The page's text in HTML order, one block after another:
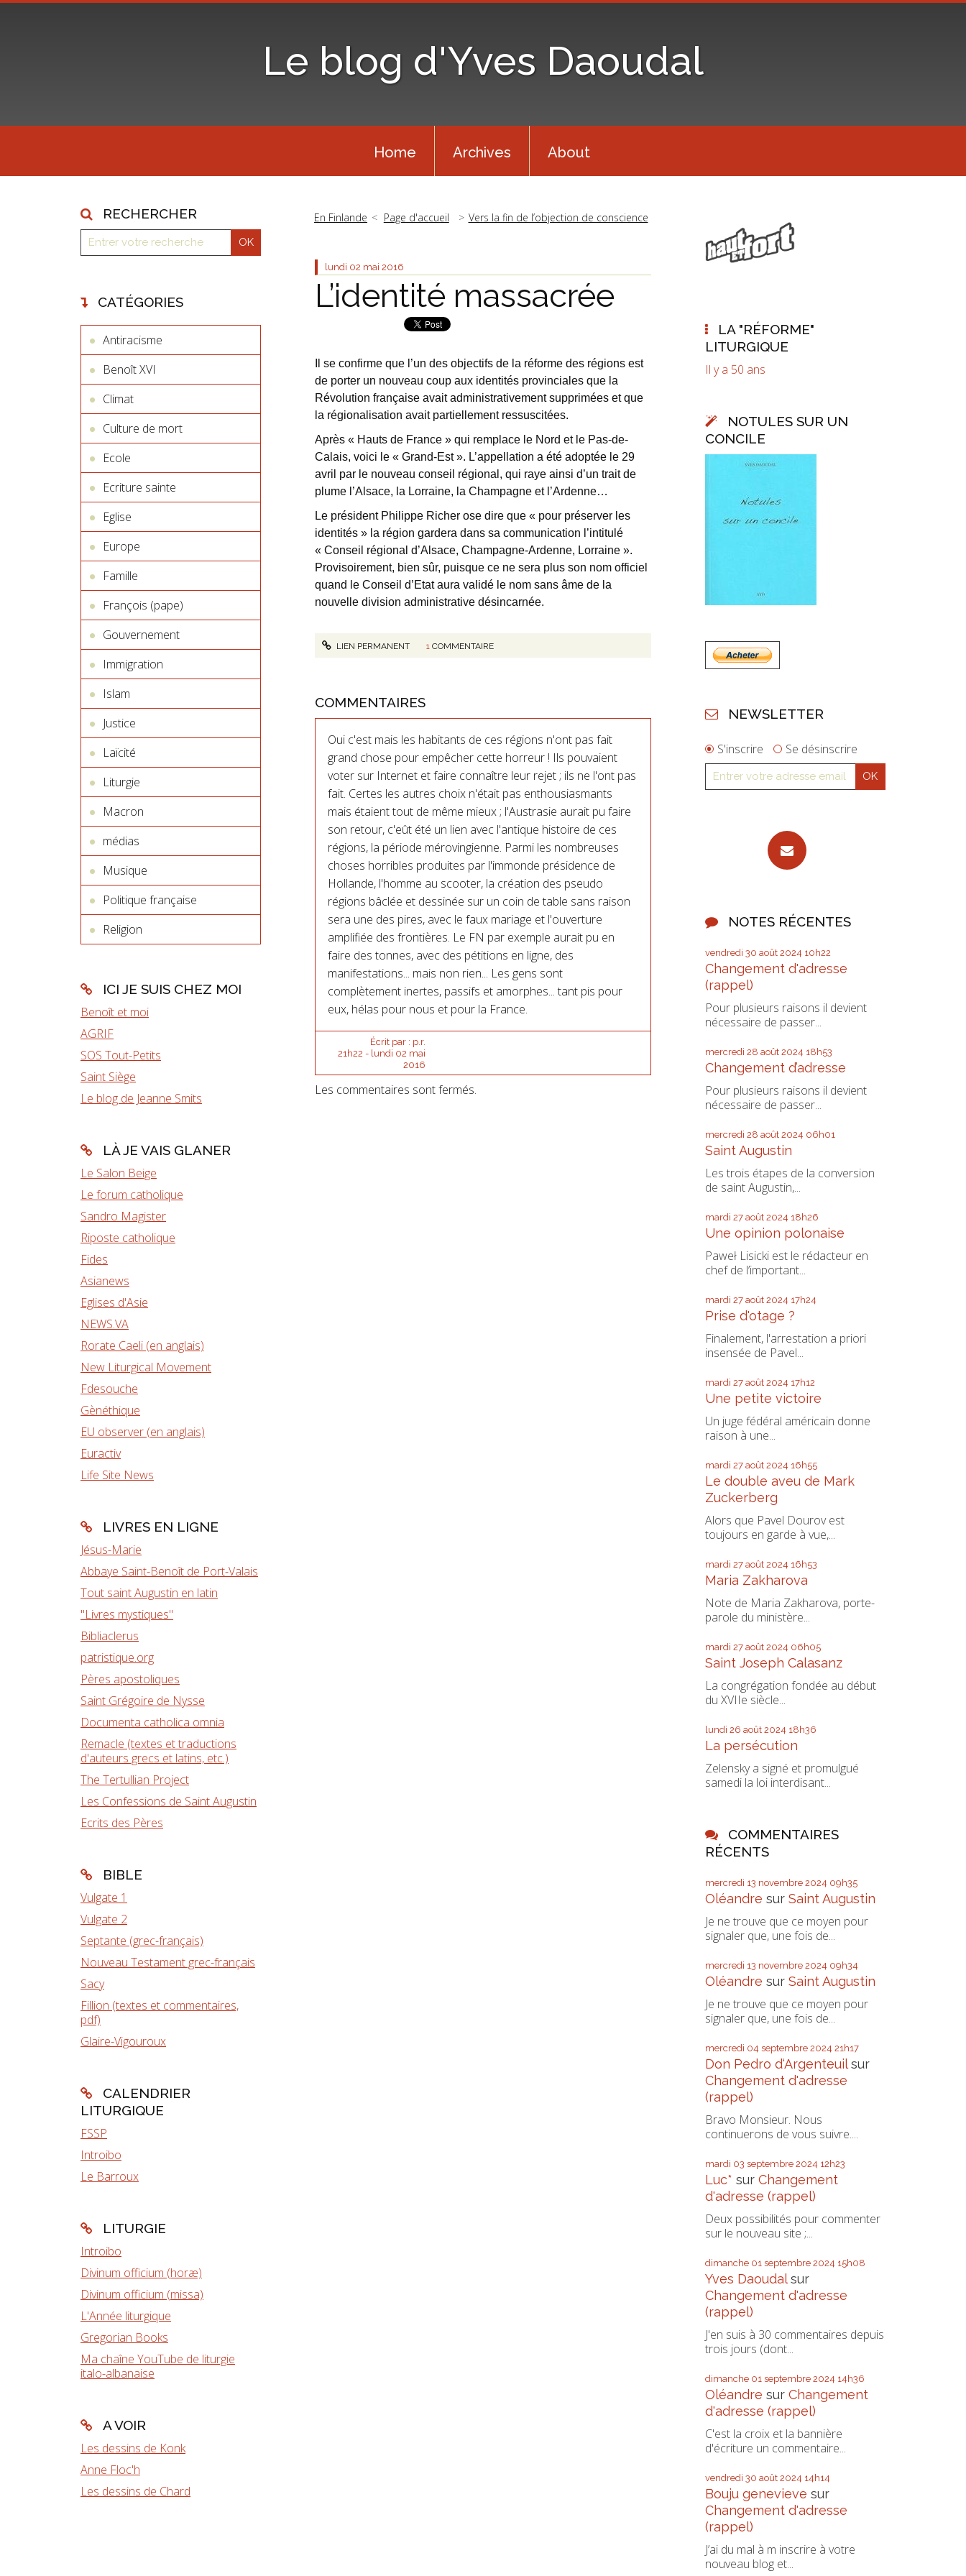
Le blog d'Yves Daoudal
Home Archives About
RECHERCHER
CATÉGORIES
Antiracisme
Benoît XVI
Climat
Culture de mort
Ecole
Ecriture sainte
Eglise
Europe
Famille
François (pape)
Gouvernement
Immigration
Islam
Justice
Laïcité
Liturgie
Macron
médias
Musique
Politique française
Religion
ICI JE SUIS CHEZ MOI
Benoît et moi
AGRIF
SOS Tout-Petits
Saint Siège
Le blog de Jeanne Smits
LÀ JE VAIS GLANER
Le Salon Beige
Le forum catholique
Sandro Magister
Riposte catholique
Fides
Asianews
Eglises d'Asie
NEWS.VA
Rorate Caeli (en anglais)
New Liturgical Movement
Fdesouche
Gènéthique
EU observer (en anglais)
Euractiv
Life Site News
LIVRES EN LIGNE
Jésus-Marie
Abbaye Saint-Benoît de Port-Valais
Tout saint Augustin en latin
"Livres mystiques"
Bibliaclerus
patristique.org
Pères apostoliques
Saint Grégoire de Nysse
Documenta catholica omnia
Remacle (textes et traductions
d'auteurs grecs et latins, etc.)
The Tertullian Project
Les Confessions de Saint Augustin
Ecrits des Pères
BIBLE
Vulgate 1
Vulgate 2
Septante (grec-français)
Nouveau Testament grec-français
Sacy
Fillion (textes et commentaires,
pdf)
Glaire-Vigouroux
CALENDRIER
LITURGIQUE
FSSP
Introibo
Le Barroux
LITURGIE
Introibo
Divinum officium (horæ)
Divinum officium (missa)
L'Année liturgique
Gregorian Books
Ma chaîne YouTube de liturgie
italo-albanaise
A VOIR
Les dessins de Konk
Anne Floc'h
Les dessins de Chard
En Finlande Page d'accueil Vers la fin de l’objection de conscience
lundi 02 mai 2016
L’identité massacrée
Il se confirme que l’un des objectifs de la réforme des régions est
de porter un nouveau coup aux identités provinciales que la
Révolution française avait administrativement supprimées et que
la régionalisation avait partiellement ressuscitées.
Après « Hauts de France » qui remplace le Nord et le Pas-de-
Calais, voici le « Grand-Est ». L’appellation a été adoptée le 29
avril par le nouveau conseil régional, qui raye ainsi d’un trait de
plume l’Alsace, la Lorraine, la Champagne et l’Ardenne…
Le président Philippe Richer ose dire que « pour préserver les
identités » la région gardera dans sa communication l’intitulé
« Conseil régional d’Alsace, Champagne-Ardenne, Lorraine ».
Provisoirement, bien sûr, puisque ce ne sera plus son nom officiel
quand le Conseil d’Etat aura validé le nom sans âme de la
nouvelle division administrative désincarnée.
LIEN PERMANENT 1 COMMENTAIRE
COMMENTAIRES
Oui c'est mais les habitants de ces régions n'ont pas fait
grand chose pour empêcher cette horreur ! Ils pouvaient
voter sur Internet et faire connaître leur rejet ; ils ne l'ont pas
fait. Certes les autres choix n'était pas enthousiasmants
mais étaient tout de même mieux ; l'Austrasie aurait pu faire
son retour, c'eût été un lien avec l'antique histoire de ces
régions, la période mérovingienne. Parmi les nombreuses
choses horribles produites par l'immonde présidence de
Hollande, l'homme au scooter, la création des pseudo
régions bâclée et dessinée sur un coin de table sans raison
sera une des pires, avec le faux mariage et l'ouverture
amplifiée des frontières. Le FN par exemple aurait pu en
faire des tonnes, avec des pétitions en ligne, des
manifestations... mais non rien... Les gens sont
complètement inertes, passifs et amorphes... tant pis pour
eux, hélas pour nous et pour la France.
Écrit par : p.r.
21h22 - lundi 02 mai
2016
Les commentaires sont fermés.
LA "RÉFORME"
LITURGIQUE
Il y a 50 ans
NOTULES SUR UN
CONCILE
NEWSLETTER
S'inscrire Se désinscrire
NOTES RÉCENTES
vendredi 30 août 2024 10h22
Changement d'adresse
(rappel)
Pour plusieurs raisons il devient
nécessaire de passer...
mercredi 28 août 2024 18h53
Changement d’adresse
Pour plusieurs raisons il devient
nécessaire de passer...
mercredi 28 août 2024 06h01
Saint Augustin
Les trois étapes de la conversion
de saint Augustin,...
mardi 27 août 2024 18h26
Une opinion polonaise
Paweł Lisicki est le rédacteur en
chef de l’important...
mardi 27 août 2024 17h24
Prise d'otage ?
Finalement, l'arrestation a priori
insensée de Pavel...
mardi 27 août 2024 17h12
Une petite victoire
Un juge fédéral américain donne
raison à une...
mardi 27 août 2024 16h55
Le double aveu de Mark
Zuckerberg
Alors que Pavel Dourov est
toujours en garde à vue,...
mardi 27 août 2024 16h53
Maria Zakharova
Note de Maria Zakharova, porte-
parole du ministère...
mardi 27 août 2024 06h05
Saint Joseph Calasanz
La congrégation fondée au début
du XVIIe siècle...
lundi 26 août 2024 18h36
La persécution
Zelensky a signé et promulgué
samedi la loi interdisant...
COMMENTAIRES
RÉCENTS
mercredi 13 novembre 2024 09h35
Oléandre sur Saint Augustin
Je ne trouve que ce moyen pour
signaler que, une fois de...
mercredi 13 novembre 2024 09h34
Oléandre sur Saint Augustin
Je ne trouve que ce moyen pour
signaler que, une fois de...
mercredi 04 septembre 2024 21h17
Don Pedro d‘Argenteuilsur
Changement d'adresse
(rappel)
Bravo Monsieur. Nous
continuerons de vous suivre....
mardi 03 septembre 2024 12h23
Luc* sur Changement
d'adresse (rappel)
Deux possibilités pour commenter
sur le nouveau site ;...
dimanche 01 septembre 2024 15h08
Yves Daoudalsur
Changement d'adresse
(rappel)
J'en suis à 30 commentaires depuis
trois jours (dont...
dimanche 01 septembre 2024 14h36
Oléandre sur Changement
d'adresse (rappel)
C'est la croix et la bannière
d'écriture un commentaire...
vendredi 30 août 2024 14h14
Bouju genevieve sur
Changement d'adresse
(rappel)
J’ai du mal à m inscrire à votre
nouveau blog et...